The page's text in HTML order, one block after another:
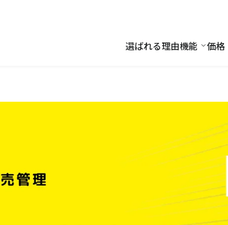
選ばれる理由機能 機能
価格